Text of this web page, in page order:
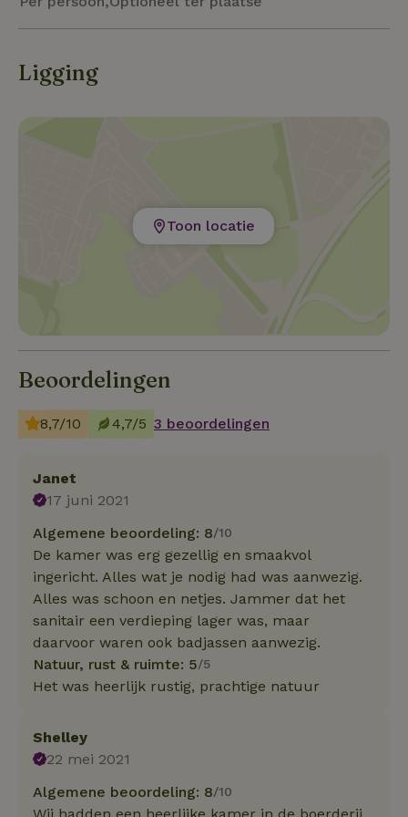
Ligging
Toon locatie
Beoordelingen
8,7/10 4,7/5 3 beoordelingen
Janet
17 juni 2021
Algemene beoordeling: 8/10
De kamer was erg gezellig en smaakvol
ingericht. Alles wat je nodig had was aanwezig.
Alles was schoon en netjes. Jammer dat het
sanitair een verdieping lager was, maar
daarvoor waren ook badjassen aanwezig.
Natuur, rust & ruimte: 5/5
Het was heerlijk rustig, prachtige natuur
Shelley
22 mei 2021
Algemene beoordeling: 8/10